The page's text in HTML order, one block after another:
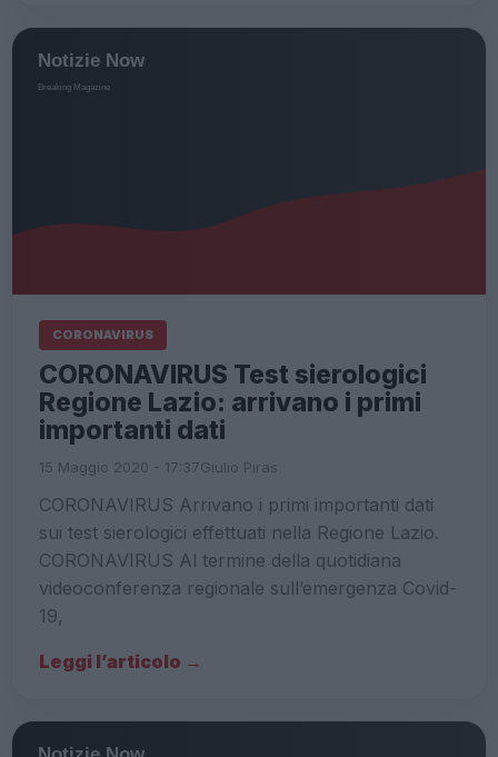
CORONAVIRUS
CORONAVIRUS Test sierologici
Regione Lazio: arrivano i primi
importanti dati
15 Maggio 2020 - 17:37Giulio Piras
CORONAVIRUS Arrivano i primi importanti dati
sui test sierologici effettuati nella Regione Lazio.
CORONAVIRUS Al termine della quotidiana
videoconferenza regionale sull’emergenza Covid-
19,
Leggi l’articolo →